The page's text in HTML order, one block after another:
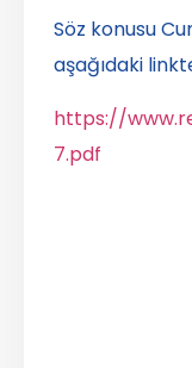
Söz konusu
aşağıdaki
https://
7.pdf